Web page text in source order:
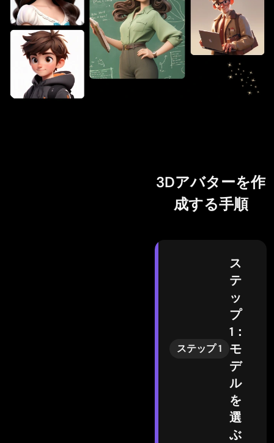
3Dアバターを作
成する手順
ステップ 1
ス
テ
ッ
プ
1：
モ
デ
ル
を
選
ぶ